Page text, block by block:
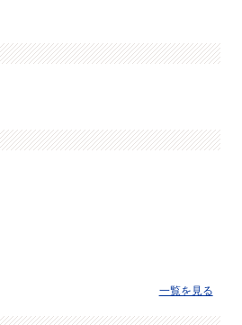
一覧を見る